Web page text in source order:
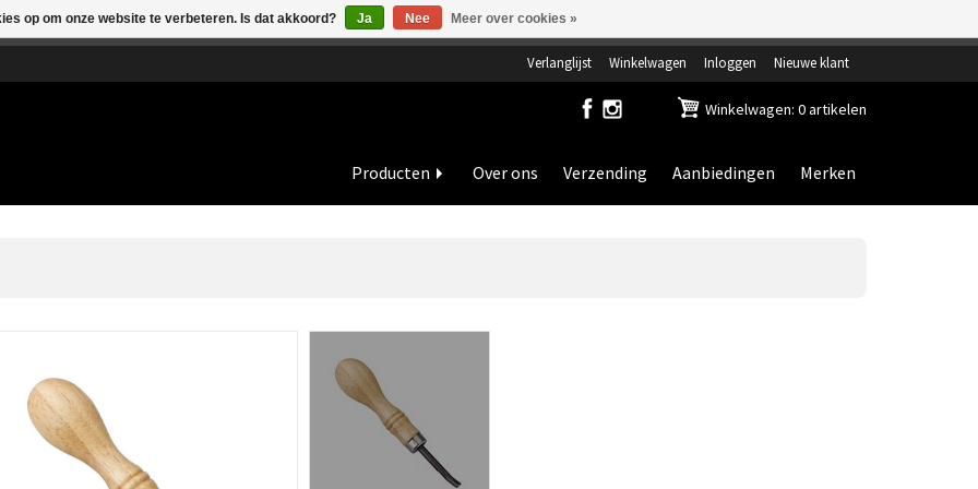
Verlanglijst Winkelwagen Inloggen Nieuwe klant
Winkelwagen: 0 artikelen
Producten Over ons Verzending Aanbiedingen Merken
op om onze website te verbeteren. Is dat akkoord? Ja Nee Meer over cookies »
vakantieperiode zijn wij in juli en augustus op dinsdag en woensdag gesloten.